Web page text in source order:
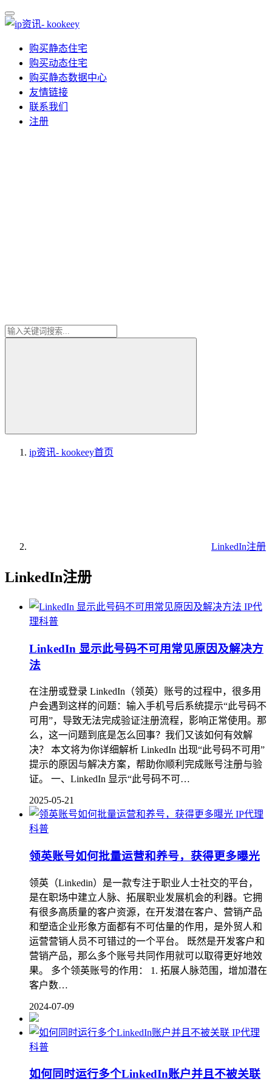
购买静态住宅
购买动态住宅
购买静态数据中心
友情链接
联系我们
注册
ip资讯- kookeey首页
LinkedIn注册
LinkedIn注册
IP代
理科普
LinkedIn 显示此号码不可用常见原因及解决方
法
在注册或登录 LinkedIn（领英）账号的过程中，很多用
户会遇到这样的问题：输入手机号后系统提示“此号码不
可用”，导致无法完成验证注册流程，影响正常使用。那
么，这一问题到底是怎么回事？我们又该如何有效解
决？ 本文将为你详细解析 LinkedIn 出现“此号码不可用”
提示的原因与解决方案，帮助你顺利完成账号注册与验
证。 一、LinkedIn 显示“此号码不可…
2025-05-21
IP代理
科普
领英账号如何批量运营和养号，获得更多曝光
领英（Linkedin）是一款专注于职业人士社交的平台，
是在职场中建立人脉、拓展职业发展机会的利器。它拥
有很多高质量的客户资源，在开发潜在客户、营销产品
和塑造企业形象方面都有不可估量的作用，是外贸人和
运营营销人员不可错过的一个平台。 既然是开发客户和
营销产品，那么多个账号共同作用就可以取得更好地效
果。 多个领英账号的作用： 1. 拓展人脉范围，增加潜在
客户数…
2024-07-09
IP代理
科普
如何同时运行多个LinkedIn账户并且不被关联